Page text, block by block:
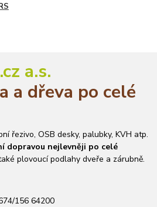
a.s.
a dřeva po celé
řezivo, OSB desky, palubky, KVH atp.
dopravou nejlevněji po celé
plovoucí podlahy dveře a zárubně.
156 64200